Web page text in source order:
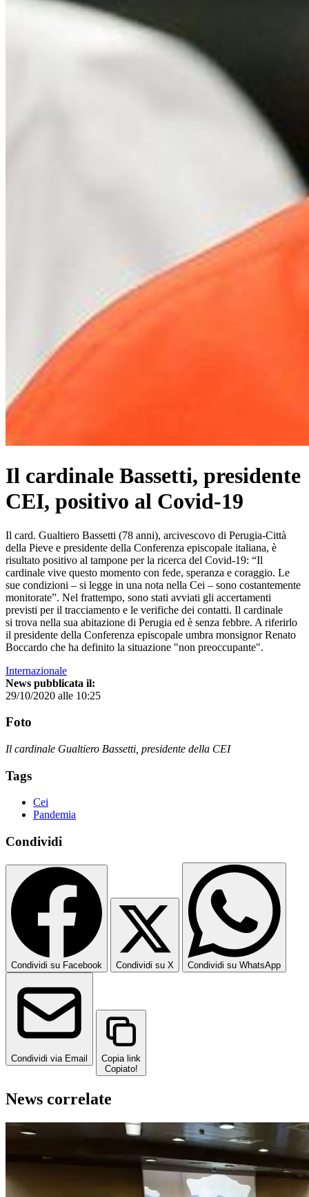
Il cardinale Bassetti, presidente
CEI, positivo al Covid-19
Il card. Gualtiero Bassetti (78 anni), arcivescovo di Perugia-Città
della Pieve e presidente della Conferenza episcopale italiana, è
risultato positivo al tampone per la ricerca del Covid-19: “Il
cardinale vive questo momento con fede, speranza e coraggio. Le
sue condizioni – si legge in una nota nella Cei – sono costantemente
monitorate”. Nel frattempo, sono stati avviati gli accertamenti
previsti per il tracciamento e le verifiche dei contatti. Il cardinale
si trova nella sua abitazione di Perugia ed è senza febbre. A riferirlo
il presidente della Conferenza episcopale umbra monsignor Renato
Boccardo che ha definito la situazione "non preoccupante".
Internazionale
News pubblicata il:
29/10/2020 alle 10:25
Foto
Il cardinale Gualtiero Bassetti, presidente della CEI
Tags
Cei
Pandemia
Condividi
Condividi su Facebook Condividi su X Condividi su WhatsApp
Condividi via Email
Copia link
Copiato!
News correlate